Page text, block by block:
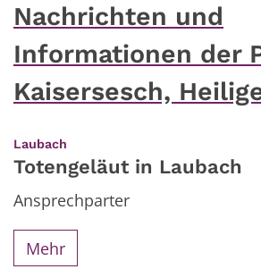
Nachrichten und
Informationen der
Kaisersesch,
Laubach
Totengeläut in Laubach
Ansprechparter
Mehr